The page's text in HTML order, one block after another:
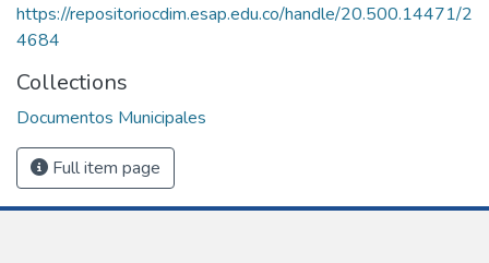
https://repositoriocdim.esap.edu.co/handle/20.500.14471/2
4684
Collections
Documentos Municipales
Full item page